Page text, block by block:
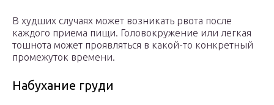
В худших случаях может возникать рвота после
каждого приема пищи. Головокружение или легкая
тошнота может проявляться в какой-то конкретный
промежуток времени.
Набухание груди